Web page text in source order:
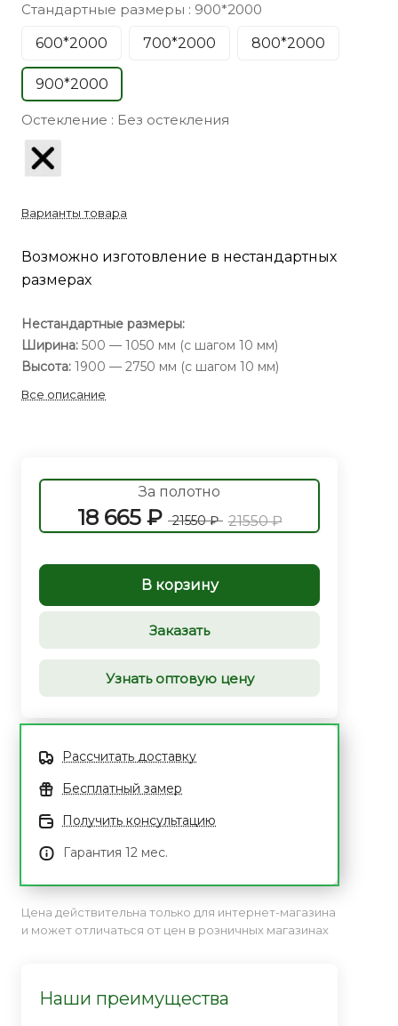
Стандартные размеры : 900*2000
600*2000
700*2000 800*2000
900*2000
Остекление : Без остекления
Варианты товара
Возможно изготовление в нестандартных
размерах
Нестандартные размеры:
Ширина: 500 — 1050 мм (с шагом 10 мм)
Высота: 1900 — 2750 мм (с шагом 10 мм)
Все описание
За полотно
18 665 ₽ 21550 ₽ 21550 ₽
В корзину
Заказать
Узнать оптовую цену
Рассчитать доставку
Бесплатный замер
Получить консультацию
Гарантия 12 мес.
Цена действительна только для интернет-магазина
и может отличаться от цен в розничных магазинах
Наши преимущества